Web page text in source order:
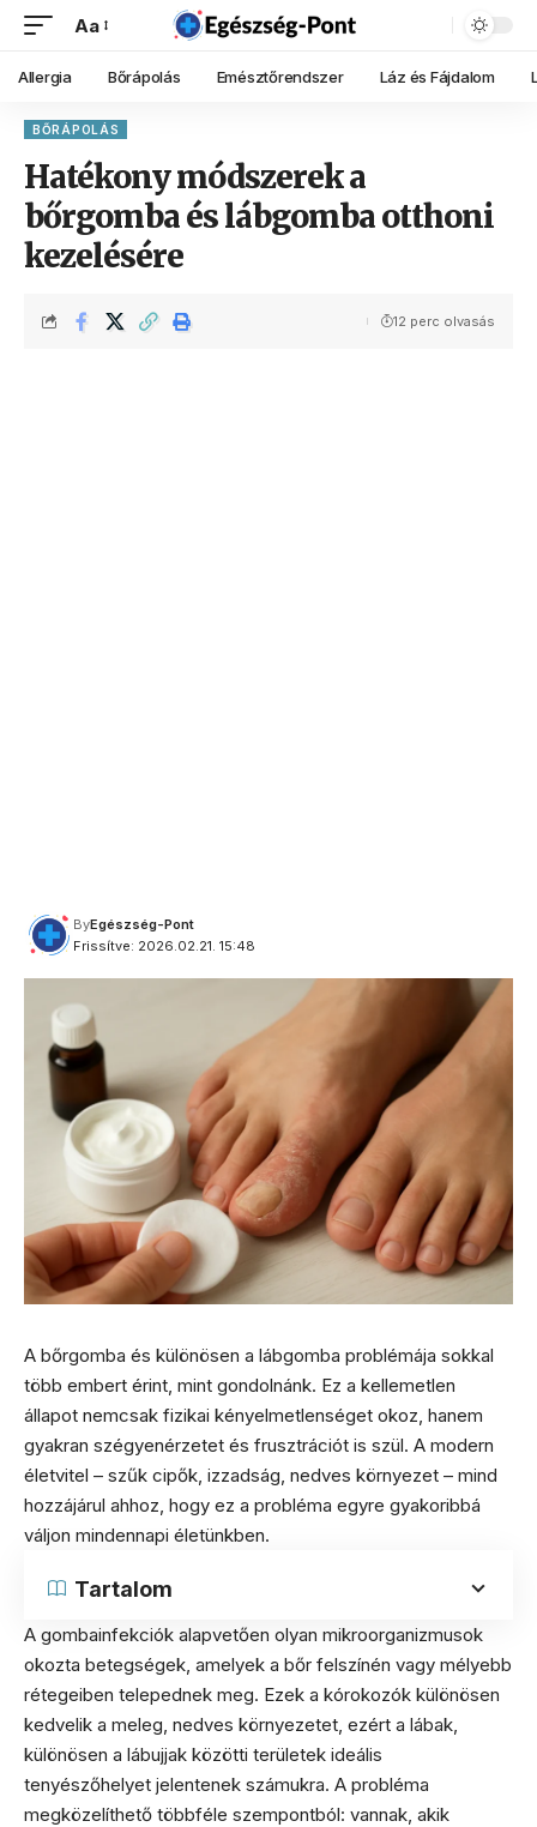
Aa
Allergia Bőrápolás Emésztőrendszer Láz és Fájdalom
BŐRÁPOLÁS
Hatékony módszerek a
bőrgomba és lábgomba otthoni
kezelésére
Frissítve: 2026.02.21. 15:48
ByEgészség-Pont
12 perc olvasás
A bőrgomba és különösen a lábgomba problémája sokkal
több embert érint, mint gondolnánk. Ez a kellemetlen
állapot nemcsak fizikai kényelmetlenséget okoz, hanem
gyakran szégyenérzetet és frusztrációt is szül. A modern
életvitel – szűk cipők, izzadság, nedves környezet – mind
hozzájárul ahhoz, hogy ez a probléma egyre gyakoribbá
váljon mindennapi életünkben.
Tartalom
A gombainfekciók alapvetően olyan mikroorganizmusok
okozta betegségek, amelyek a bőr felszínén vagy mélyebb
rétegeiben telepednek meg. Ezek a kórokozók különösen
kedvelik a meleg, nedves környezetet, ezért a lábak,
különösen a lábujjak közötti területek ideális
tenyészőhelyet jelentenek számukra. A probléma
megközelíthető többféle szempontból: vannak, akik